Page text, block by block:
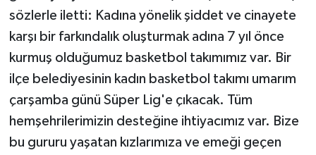
sözlerle iletti: Kadına yönelik şiddet ve cinayete
karşı bir farkındalık oluşturmak adına 7 yıl önce
kurmuş olduğumuz basketbol takımımız var. Bir
ilçe belediyesinin kadın basketbol takımı umarım
çarşamba günü Süper Lig'e çıkacak. Tüm
hemşehrilerimizin desteğine ihtiyacımız var. Bize
bu gururu yaşatan kızlarımıza ve emeği geçen